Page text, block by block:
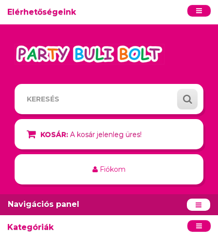
Elérhetőségeink
KOSÁR: A kosár jelenleg üres!
Fiókom
Navigációs panel
Kategóriák